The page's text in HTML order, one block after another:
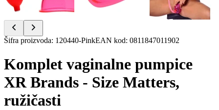
Item
of
Šifra proizvoda: 120440-PinkEAN kod: 0811847011902
Komplet vaginalne pumpice
XR Brands - Size Matters,
ružičasti